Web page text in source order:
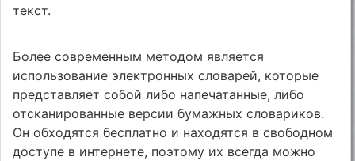
текст.
Более современным методом является
использование электронных словарей, которые
представляет собой либо напечатанные, либо
отсканированные версии бумажных словариков.
Он обходятся бесплатно и находятся в свободном
доступе в интернете, поэтому их всегда можно